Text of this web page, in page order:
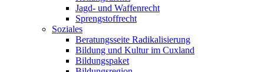
Jagd- und Waffenrecht
Sprengstoffrecht
Soziales
Beratungsseite Radikalisierung
Bildung und Kultur im Cuxland
Bildungspaket